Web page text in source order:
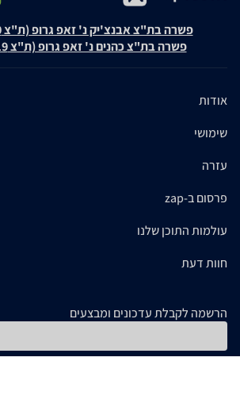
פשרה בת"צ אבנצ'יק נ' זאפ גרופ (ת"צ 23008-08-20)
פשרה בת"צ כהנים נ' זאפ גרופ (ת"צ 60371-12-19)
אודות
שימושי
עזרה
פרסום ב-zap
עולמות התוכן שלנו
חוות דעת
הרשמה לקבלת עדכונים ומבצעים